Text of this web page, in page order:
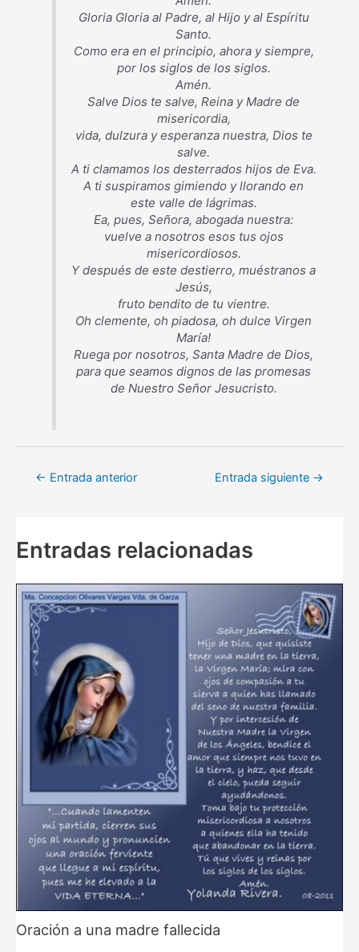
Gloria Gloria al Padre, al Hijo y al Espíritu
Santo.
Como era en el principio, ahora y siempre,
por los siglos de los siglos.
Amén.
Salve Dios te salve, Reina y Madre de
misericordia,
vida, dulzura y esperanza nuestra, Dios te
salve.
A ti clamamos los desterrados hijos de Eva.
A ti suspiramos gimiendo y llorando en
este valle de lágrimas.
Ea, pues, Señora, abogada nuestra:
vuelve a nosotros esos tus ojos
misericordiosos.
Y después de este destierro, muéstranos a
Jesús,
fruto bendito de tu vientre.
Oh clemente, oh piadosa, oh dulce Virgen
María!
Ruega por nosotros, Santa Madre de Dios,
para que seamos dignos de las promesas
de Nuestro Señor Jesucristo.
Navegación
← Entrada anterior Entrada siguiente →
Entradas relacionadas
Oración a una madre fallecida